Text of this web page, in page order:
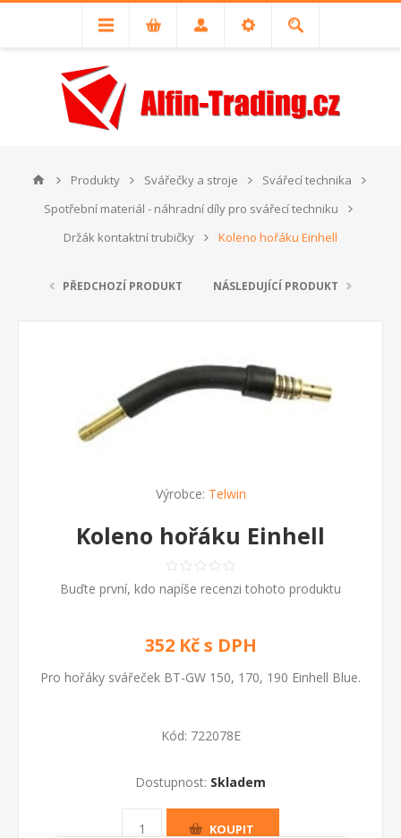
Produkty Svářečky a stroje
Svářecí technika
Spotřební materiál - náhradní díly pro svářecí techniku
Držák kontaktní trubičky
Koleno hořáku Einhell
PŘEDCHOZÍ PRODUKT NÁSLEDUJÍCÍ PRODUKT
Výrobce: Telwin
Koleno hořáku Einhell
Buďte první, kdo napíše recenzi tohoto produktu
352 Kč s DPH
Pro hořáky svářeček BT-GW 150, 170, 190 Einhell Blue.
Kód: 722078E
Dostupnost: Skladem
KOUPIT